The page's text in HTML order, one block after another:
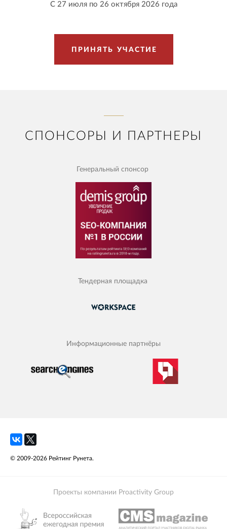
С 27 июля по 26 октября 2026 года
П Р И Н Я Т Ь УЧ АСТ И Е
СПОНСОРЫ И ПАРТНЕРЫ
Генеральный спонсор
Тендерная площадка
Информационные партнёры
© 2009-2026 Рейтинг Рунета.
Проекты компании Proactivity Group